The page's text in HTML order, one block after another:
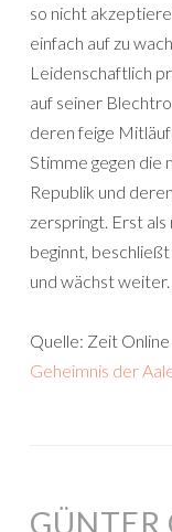
so nicht
einfach auf zu
Leidenschaftlich
auf seiner
deren feige
Stimme gegen die
Republik und
zerspringt. Erst
beginnt,
und wächst weiter.
Quelle: Zeit Online
Geheimnis der
GÜNTER